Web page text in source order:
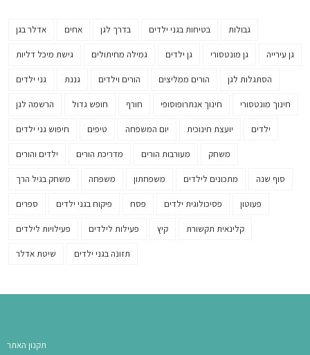
אדלר בגן אחים בדרך לגן בטיחות בגני ילדים גבולות
גישת מיכל דליות גמילה מחיתולים גן ילדים גן מונטסורי גן עירייה
גני ילדים גננת הורים וילדים הורים ממליצים הסתגלות לגן
הרשמה לגן חופש גדול חורף חינוך אנתרופוסופי חינוך מונטסורי
חיפוש גני ילדים טיפים יום המשפחה יועצת חינוכית ילדים
ילדים והורים מדריכת הורים מעורבות הורים משחק
משחק בגיל הרך משפחה משפחתון מתכונים לילדים סוף שנה
ספרים פיקוח בגני ילדים פסח פסיכולוגית ילדים פעוטון
פעילויות לילדים פעילות לילדים קיץ קלינאית תקשורת
שיטת אדלר תזונה בגני ילדים
תקנון האתר